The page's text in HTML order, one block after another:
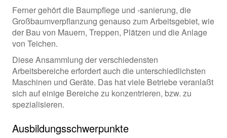
Ferner gehört die Baumpflege und -sanierung, die
Großbaumverpflanzung genauso zum Arbeitsgebiet, wie
der Bau von Mauern, Treppen, Plätzen und die Anlage
von Teichen.
Diese Ansammlung der verschiedensten
Arbeitsbereiche erfordert auch die unterschiedlichsten
Maschinen und Geräte. Das hat viele Betriebe veranlaßt
sich auf einige Bereiche zu konzentrieren, bzw. zu
spezialisieren.
Ausbildungsschwerpunkte